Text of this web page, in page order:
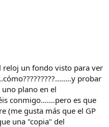
reloj un fondo visto para ver
probar
plano en el
conmigo.......pero es que
(me gusta más que el GP
una "copia" del